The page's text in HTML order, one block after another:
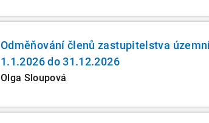
Odměňování členů zastupitelstva
1.1.2026 do 31.12.2026
Olga Sloupová